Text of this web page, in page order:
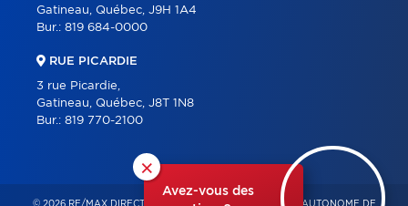
×
Avez-vous des
Gatineau, Québec, J9H 1A4
Bur.: 819 684-0000
RUE PICARDIE
3 rue Picardie,
Gatineau, Québec, J8T 1N8
Bur.: 819 770-2100
© 2026 RE/MAX DIRECT – FRANCHISÉ INDÉPENDANT ET AUTONOME DE